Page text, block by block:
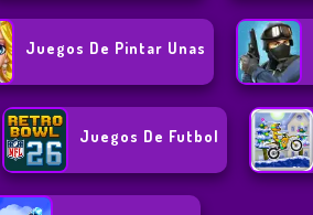
Juegos De Pintar Unas
Juegos De Futbol